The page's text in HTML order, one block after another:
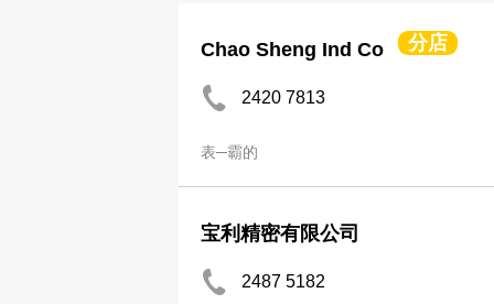
Chao Sheng Ind Co 分店
2420 7813
表─霸的
宝利精密有限公司
2487 5182